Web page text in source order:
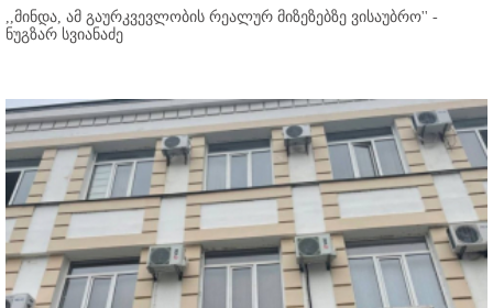
,,მინდა, ამ გაურკვევლობის რეალურ მიზეზებზე ვისაუბრო'' -
ნუგზარ სვიანაძე